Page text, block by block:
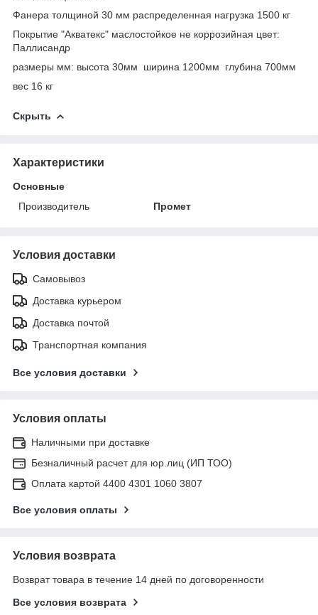
Фанера толщиной 30 мм распределенная нагрузка 1500 кг
Покрытие "Акватекс" маслостойкое не коррозийная цвет:
Паллисандр
размеры мм: высота 30мм ширина 1200мм глубина 700мм
вес 16 кг
Скрыть
Характеристики
Основные
Производитель
Промет
Условия доставки
Самовывоз
Доставка курьером
Доставка почтой
Транспортная компания
Все условия доставки
Условия оплаты
Наличными при доставке
Безналичный расчет для юр.лиц (ИП ТОО)
Оплата картой 4400 4301 1060 3807
Все условия оплаты
Условия возврата
Возврат товара в течение 14 дней по договоренности
Все условия возврата